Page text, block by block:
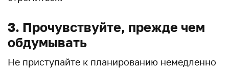
3. Прочувствуйте, прежде чем
обдумывать
Не приступайте к планированию немедленно